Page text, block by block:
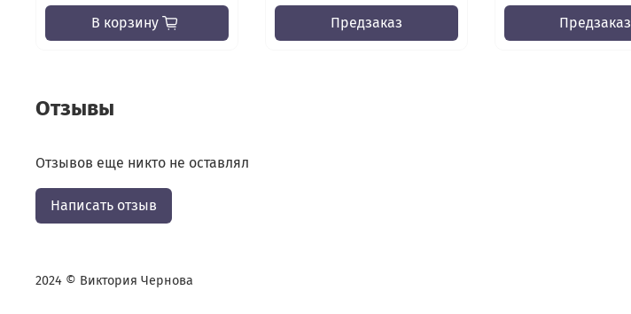
В корзину Предзаказ Предзаказ
Отзывы
Отзывов еще никто не оставлял
Написать отзыв
2024 © Виктория Чернова